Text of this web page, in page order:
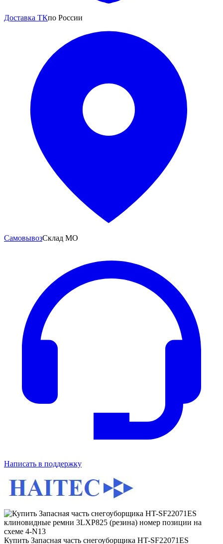
Доставка ТКпо России
СамовывозСклад МО
Написать в поддержку
Купить Запасная часть снегоуборщика HT-SF22071ES